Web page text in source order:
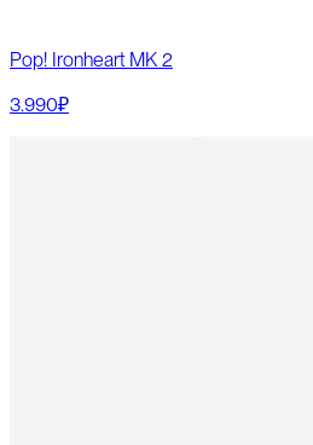
Pop! Ironheart MK 2
3.990₽